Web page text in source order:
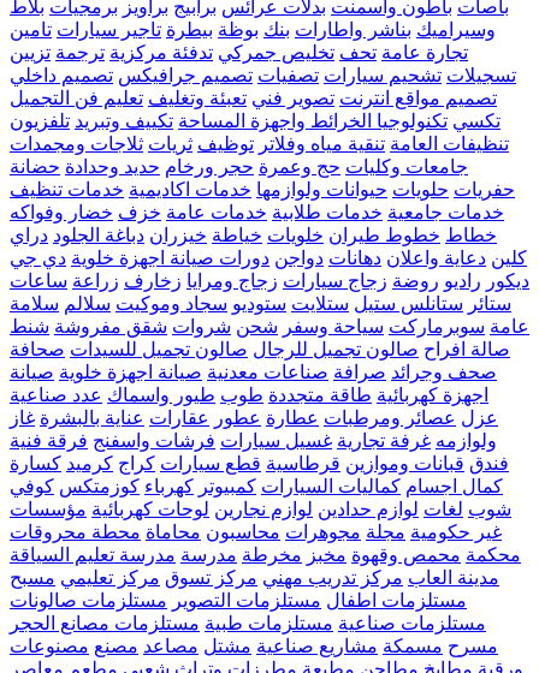
باصات باطون واسمنت بدلات عرائس برابيج براويز برمجيات بلاط
وسيراميك بناشر واطارات بنك بوظة بيطرة تاجير سيارات تامين
تجارة عامة تحف تخليص جمركي تدفئة مركزية ترجمة تزيين
تسجيلات تشحيم سيارات تصفيات تصميم جرافيكس تصميم داخلي
تصميم مواقع انترنت تصوير فني تعبئة وتغليف تعليم فن التجميل
تكسي تكنولوجيا الخرائط واجهزة المساحة تكييف وتبريد تلفزيون
تنظيفات العامة تنقية مياه وفلاتر توظيف ثريات ثلاجات ومجمدات
جامعات وكليات حج وعمرة حجر ورخام حديد وحدادة حضانة
حفريات حلويات حيوانات ولوازمها خدمات اكاديمية خدمات تنظيف
خدمات جامعية خدمات طلابية خدمات عامة خزف خضار وفواكه
خطاط خطوط طيران خلويات خياطة خيزران دباغة الجلود دراي
كلين دعاية واعلان دهانات دواجن دورات صيانة اجهزة خلوية دي جي
ديكور راديو روضة زجاج سيارات زجاج ومرايا زخارف زراعة ساعات
ستائر ستانلس ستيل ستلايت ستوديو سجاد وموكيت سلالم سلامة
عامة سوبرماركت سياحة وسفر شحن شروات شقق مفروشة شنط
صالة افراح صالون تجميل للرجال صالون تجميل للسيدات صحافة
صحف وجرائد صرافة صناعات معدنية صيانة اجهزة خلوية صيانة
اجهزة كهربائية طاقة متجددة طوب طيور واسماك عدد صناعية
عزل عصائر ومرطبات عطارة عطور عقارات عناية بالبشرة غاز
ولوازمه غرفة تجارية غسيل سيارات فرشات واسفنج فرقة فنية
فندق قبانات وموازين قرطاسية قطع سيارات كراج كرميد كسارة
كمال اجسام كماليات السيارات كمبيوتر كهرباء كوزمتكس كوفي
شوب لغات لوازم حدادين لوازم نجارين لوحات كهربائية مؤسسات
غير حكومية مجلة مجوهرات محاسبون محاماة محطة محروقات
محكمة محمص وقهوة مخبز مخرطة مدرسة مدرسة تعليم السياقة
مدينة العاب مركز تدريب مهني مركز تسوق مركز تعليمي مسبح
مستلزمات اطفال مستلزمات التصوير مستلزمات صالونات
مستلزمات صناعية مستلزمات طبية مستلزمات مصانع الحجر
مسرح مسمكة مشاريع صناعية مشتل مصاعد مصنع مصنوعات
ورقية مطابخ مطاحن مطبعة مطرزات وتراث شعبي مطعم معاصر